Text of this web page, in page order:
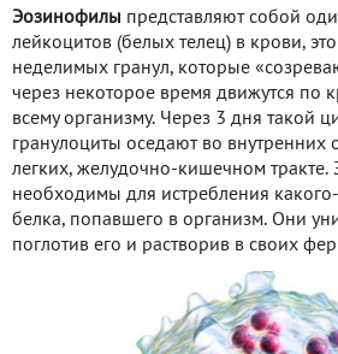
Эозинофилы представляют собой
лейкоцитов (белых телец) в крови,
неделимых гранул, которые
через некоторое время движутся по
всему организму. Через 3 дня такой
гранулоциты оседают во внутренних
легких, желудочно-кишечном
необходимы для истребления
белка, попавшего в организм. Они
поглотив его и растворив в своих